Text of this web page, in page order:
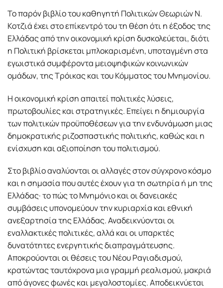
Το παρόν βιβλίο του καθηγητή Πολιτικών Θεωριών Ν.
Κοτζιά έχει στο επίκεντρό του τη θέση ότι η έξοδος της
Ελλάδας από την οικονομική κρίση δυσκολεύεται, διότι
η Πολιτική βρίσκεται μπλοκαρισμένη, υποταγμένη στα
εγωιστικά συμφέροντα μειοψηφικών κοινωνικών
ομάδων, της Τρόικας και του Κόμματος του Μνημονίου.
Η οικονομική κρίση απαιτεί πολιτικές λύσεις,
πρωτοβουλίες και στρατηγικές. Επείγει η δημιουργία
των πολιτικών προϋποθέσεων για την ενδυνάμωση μιας
δημοκρατικής ριζοσπαστικής πολιτικής, καθώς και η
ενίσχυση και αξιοποίηση του πολιτισμού.
Στο βιβλίο αναλύονται οι αλλαγές στον σύγχρονο κόσμο
και η σημασία που αυτές έχουν για τη σωτηρία ή μη της
Ελλάδας· το πώς το Μνημόνιο και οι δανειακές
συμβάσεις υπονομεύουν την κυριαρχία και εθνική
ανεξαρτησία της Ελλάδας. Αναδεικνύονται οι
εναλλακτικές πολιτικές, αλλά και οι υπαρκτές
δυνατότητες ενεργητικής διαπραγμάτευσης.
Αποκρούονται οι θέσεις του Νέου Ραγιαδισμού,
κρατώντας ταυτόχρονα μια γραμμή ρεαλισμού, μακριά
από άγονες φωνές και μεγαλοστομίες. Αποδεικνύεται